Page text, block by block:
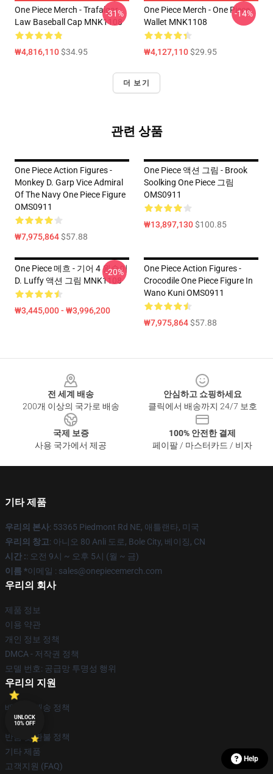
One Piece Merch - Trafalgar
Law Baseball Cap MNK1108
₩4,816,110$34.95
-31%
One Piece Merch - One Piece
Wallet MNK1108
₩4,127,110$29.95
-14%
더 보기
관련 상품
One Piece Action Figures -
Monkey D. Garp Vice Admiral
Of The Navy One Piece Figure
OMS0911
₩7,975,864$57.88
One Piece 액션 그림 - Brook
Soolking One Piece 그림
OMS0911
₩13,897,130$100.85
One Piece 메흐 - 기어 4 원숭이
D. Luffy 액션 그림 MNK1108
₩3,445,000 - ₩3,996,200
-20%
One Piece Action Figures -
Crocodile One Piece Figure In
Wano Kuni OMS0911
₩7,975,864$57.88
전 세계 배송
200개 이상의 국가로 배송
안심하고 쇼핑하세요
클릭에서 배송까지 24/7 보호
국제 보증
사용 국가에서 제공
100% 안전한 결제
페이팔 / 마스터카드 / 비자
기타 제품
우리의 본사: 53365 Piedmont Rd NE, 애틀랜타, 미국
우리의 창고: 아니오 80 Anli 도로, Bole City, 베이징, CN
시간 :: 오전 9시 ~ 오후 5시 (월 ~ 금)
이름 *이메일 : sales@onepiecemerch.com
우리의 회사
제품 정보
이용 약관
개인 정보 정책
DMCA - 저작권 정책
모델 번호: 공급망 투명성 행위
우리의 지원
배송 및 배송 정책
지불 기간
반품 및 환불 정책
기타 제품
고객지원 (FAQ)
Help
UNLOCK
10% OFF